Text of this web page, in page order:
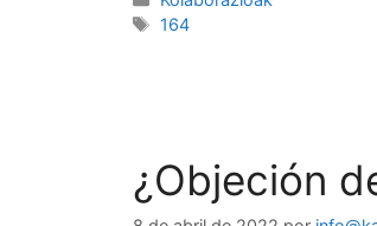
164
¿Objeción